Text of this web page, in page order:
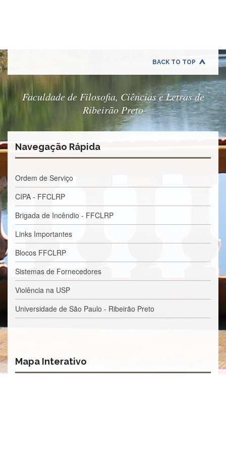
Estudar
Exterior
Editais
Eleições
Concursos
Concursos
Processos
Seletivos
Licitações/Contratações
BACK TO TOP
Faculdade de Filosofia, Ciências e Letras de
Ribeirão Preto
Navegação Rápida
Ordem de Serviço
CIPA - FFCLRP
Brigada de Incêndio - FFCLRP
Links Importantes
Blocos FFCLRP
Sistemas de Fornecedores
Violência na USP
Universidade de São Paulo - Ribeirão Preto
Mapa Interativo